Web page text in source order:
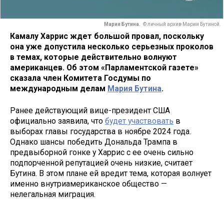
Мария Бутина. © личный архив Марии Бутиной.
Камалу Харрис ждет большой провал, поскольку
она уже допустила несколько серьезных проколов
в темах, которые действительно волнуют
американцев. Об этом «Парламентской газете»
сказала член Комитета Госдумы по
международным делам Мария Бутина.
Ранее действующий вице-президент США
официально заявила, что будет участвовать в
выборах главы государства в ноябре 2024 года.
Однако шансы победить Дональда Трампа в
предвыборной гонке у Харрис с ее очень сильно
подпорченной репутацией очень низкие, считает
Бутина. В этом плане ей вредит тема, которая волнует
именно внутриамериканское общество —
нелегальная миграция.